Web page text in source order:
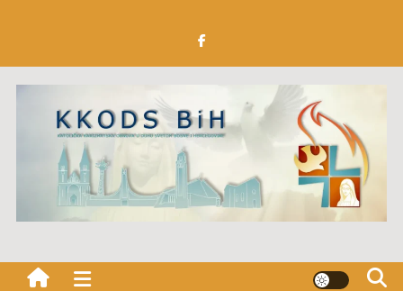
obnova u Duhu Svetom BiH